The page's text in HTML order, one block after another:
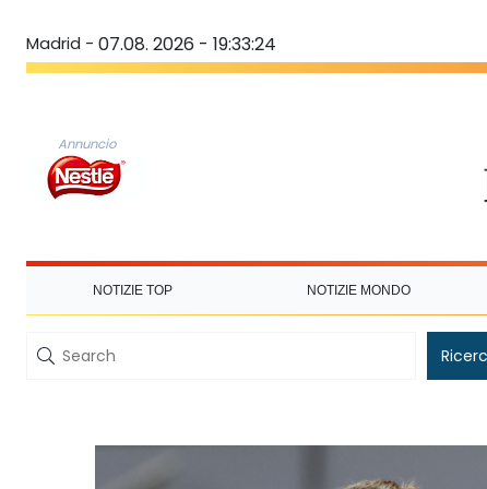
Madrid - 07.08. 2026 - 19:33:24
Annuncio
NOTIZIE TOP NOTIZIE MONDO